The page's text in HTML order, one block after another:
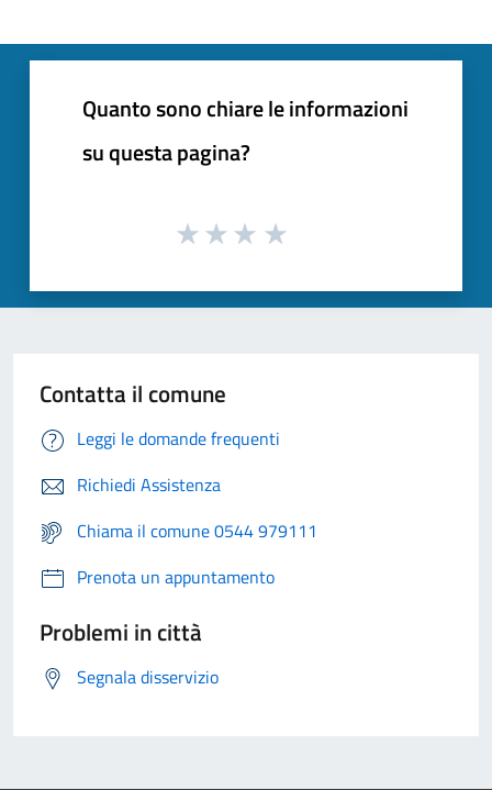
Quanto sono chiare le informazioni
su questa pagina?
Contatta il comune
Leggi le domande frequenti
Richiedi Assistenza
Chiama il comune 0544 979111
Prenota un appuntamento
Problemi in città
Segnala disservizio